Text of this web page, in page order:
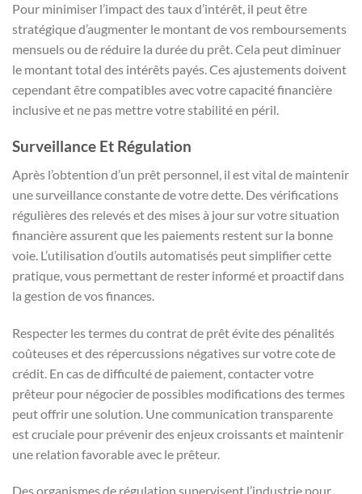
Pour minimiser l’impact des taux d’intérêt, il peut être
stratégique d’augmenter le montant de vos remboursements
mensuels ou de réduire la durée du prêt. Cela peut diminuer
le montant total des intérêts payés. Ces ajustements doivent
cependant être compatibles avec votre capacité financière
inclusive et ne pas mettre votre stabilité en péril.
Surveillance Et Régulation
Après l’obtention d’un prêt personnel, il est vital de maintenir
une surveillance constante de votre dette. Des vérifications
régulières des relevés et des mises à jour sur votre situation
financière assurent que les paiements restent sur la bonne
voie. L’utilisation d’outils automatisés peut simplifier cette
pratique, vous permettant de rester informé et proactif dans
la gestion de vos finances.
Respecter les termes du contrat de prêt évite des pénalités
coûteuses et des répercussions négatives sur votre cote de
crédit. En cas de difficulté de paiement, contacter votre
prêteur pour négocier de possibles modifications des termes
peut offrir une solution. Une communication transparente
est cruciale pour prévenir des enjeux croissants et maintenir
une relation favorable avec le prêteur.
Des organismes de régulation supervisent l’industrie pour